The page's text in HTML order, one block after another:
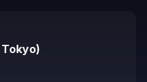
Tokyo)